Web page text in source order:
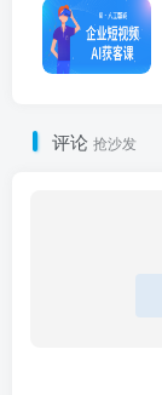
评论 抢沙发